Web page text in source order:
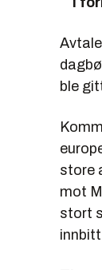
ble
store
mot
stort